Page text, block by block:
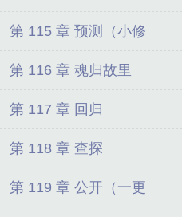
第 115 章 预测（小修
第 116 章 魂归故里
第 117 章 回归
第 118 章 查探
第 119 章 公开（一更